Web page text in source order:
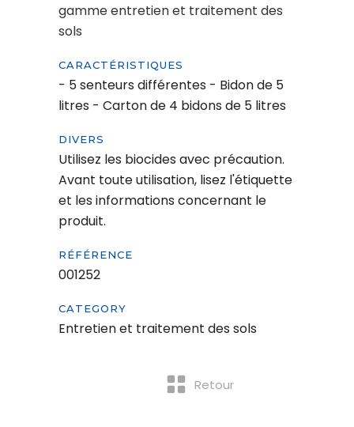
gamme entretien et traitement des
sols
CARACTÉRISTIQUES
- 5 senteurs différentes - Bidon de 5
litres - Carton de 4 bidons de 5 litres
DIVERS
Utilisez les biocides avec précaution.
Avant toute utilisation, lisez l'étiquette
et les informations concernant le
produit.
RÉFÉRENCE
001252
CATEGORY
Entretien et traitement des sols
Retour